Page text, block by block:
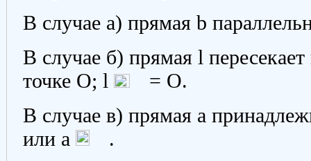
В случае а) прямая b
В случае б) прямая l
точке О; l
= О.
В случае в) прямая а
или а
.